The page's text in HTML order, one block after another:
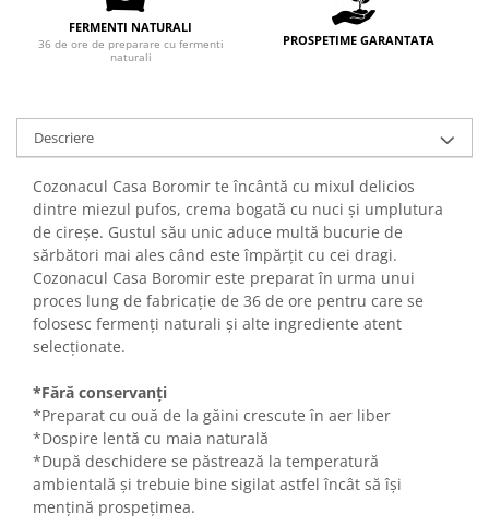
Prajitura ingerilor
Prajituri Red Collection
Prajituri cafea
Prajituri de Craciun
Torturi ambalate
Chec mini
Torti
Foietaje
Biscuiti
Turta dulce
Turta dulce de Sibiu
Turta dulce cu miere
Croissant
Croissant Duofino
Croissant cu maia
FERMENTI NATURALI
36 de ore de preparare cu fermenti
naturali
PROSPETIME GARANTATA
Descriere
Cozonacul Casa Boromir te încântă cu mixul delicios
dintre miezul pufos, crema bogată cu nuci și umplutura
de cireșe. Gustul său unic aduce multă bucurie de
sărbători mai ales când este împărțit cu cei dragi.
Cozonacul Casa Boromir este preparat în urma unui
proces lung de fabricație de 36 de ore pentru care se
folosesc fermenți naturali și alte ingrediente atent
selecționate.
*Fără conservanți
*Preparat cu ouă de la găini crescute în aer liber
*Dospire lentă cu maia naturală
*După deschidere se păstrează la temperatură
ambientală și trebuie bine sigilat astfel încât să își
mențină prospețimea.